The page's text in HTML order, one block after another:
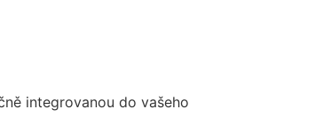
integrovanou do vašeho